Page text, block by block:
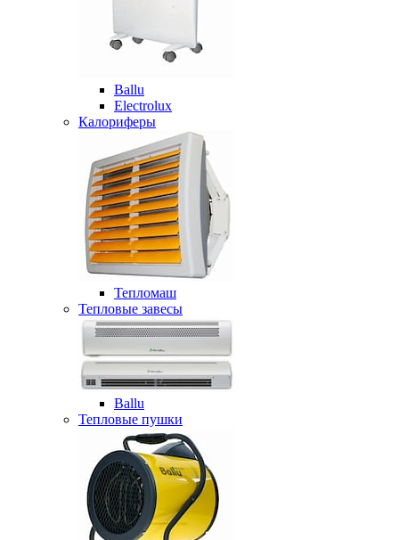
Ballu
Electrolux
Калориферы
Тепломаш
Тепловые завесы
Ballu
Тепловые пушки